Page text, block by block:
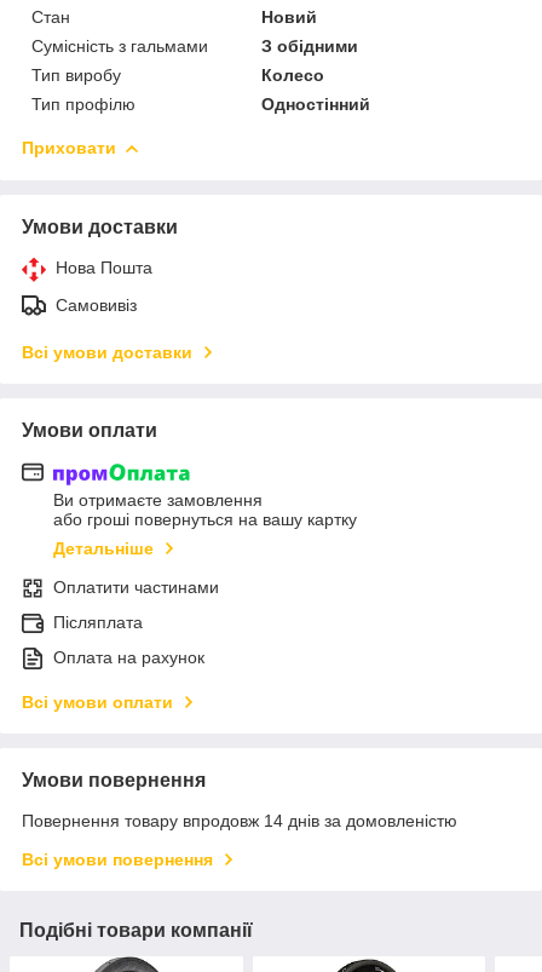
Стан
Новий
Сумісність з гальмами
З обідними
Тип виробу
Колесо
Тип профілю
Одностінний
Приховати
Умови доставки
Нова Пошта
Самовивіз
Всі умови доставки
Умови оплати
Ви отримаєте замовлення
або гроші повернуться на вашу картку
Детальніше
Оплатити частинами
Післяплата
Оплата на рахунок
Всі умови оплати
Умови повернення
Повернення товару впродовж 14 днів за домовленістю
Всі умови повернення
Подібні товари компанії